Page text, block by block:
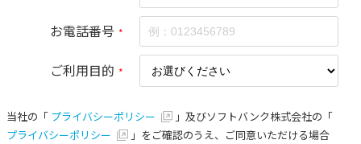
お電話番号 *
ご利用目的 *
当社の「 プライバシーポリシー
」及びソフトバンク株式会社の「
プライバシーポリシー
」をご確認のうえ、ご同意いただける場合